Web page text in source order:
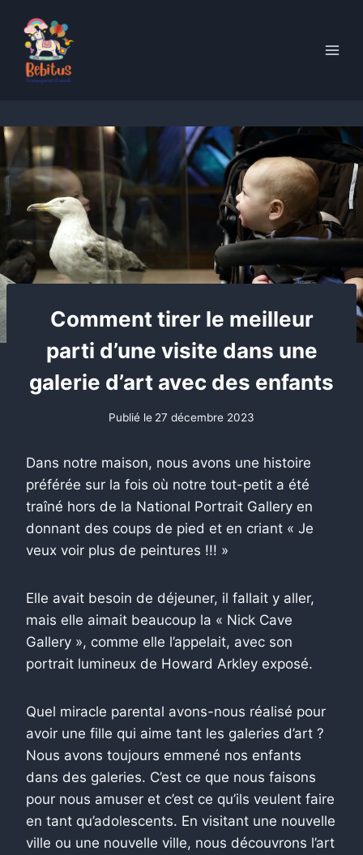
content
Comment tirer le meilleur
parti d’une visite dans une
galerie d’art avec des enfants
Publié le 27 décembre 2023
Dans notre maison, nous avons une histoire
préférée sur la fois où notre tout-petit a été
traîné hors de la National Portrait Gallery en
donnant des coups de pied et en criant « Je
veux voir plus de peintures !!! »
Elle avait besoin de déjeuner, il fallait y aller,
mais elle aimait beaucoup la « Nick Cave
Gallery », comme elle l’appelait, avec son
portrait lumineux de Howard Arkley exposé.
Quel miracle parental avons-nous réalisé pour
avoir une fille qui aime tant les galeries d’art ?
Nous avons toujours emmené nos enfants
dans des galeries. C’est ce que nous faisons
pour nous amuser et c’est ce qu’ils veulent faire
en tant qu’adolescents. En visitant une nouvelle
ville ou une nouvelle ville, nous découvrons l’art